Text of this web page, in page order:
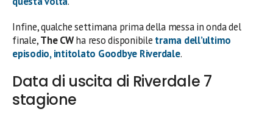
Infine, qualche settimana prima della messa in onda del
finale,The CWha reso disponibile trama dell’ultimo
episodio, intitolato Goodbye Riverdale.
Data di uscita di Riverdale 7
stagione